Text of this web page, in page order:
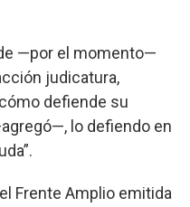
—por el momento—
judicatura,
defiende su
lo defiendo en
Frente Amplio emitida